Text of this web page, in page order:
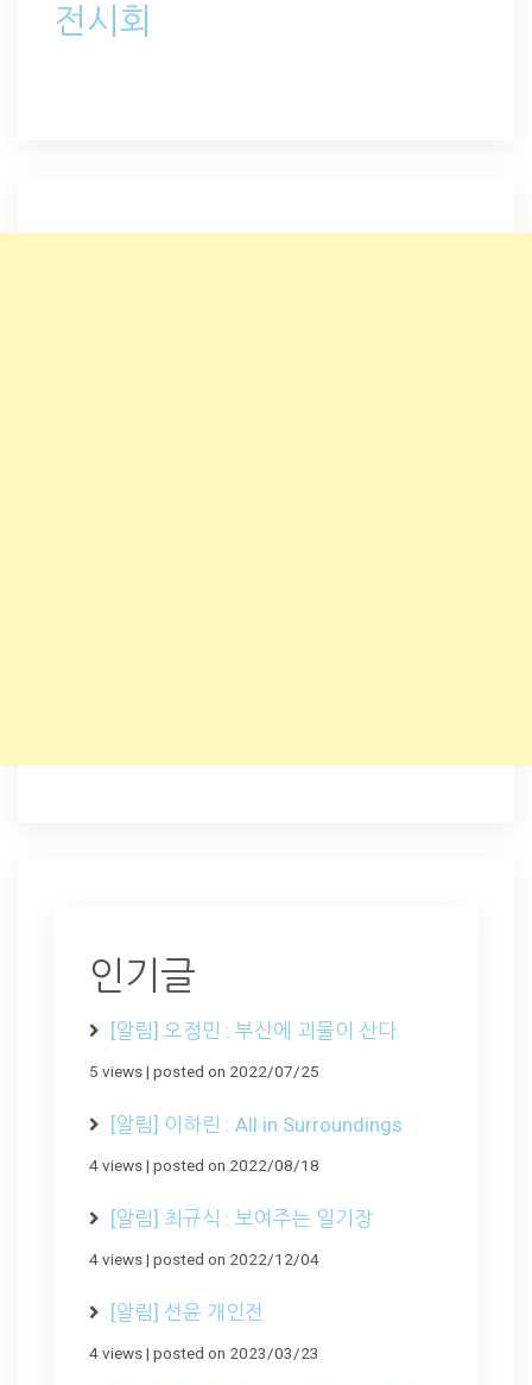
전시회
인기글
[알림] 오정민 : 부산에 괴물이 산다.
5 views| posted on 2022/07/25
[알림] 이하린 : All in Surroundings
4 views| posted on 2022/08/18
[알림] 최규식 : 보여주는 일기장
4 views| posted on 2022/12/04
[알림] 선윤 개인전
4 views| posted on 2023/03/23